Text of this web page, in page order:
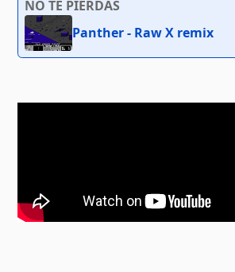
NO TE PIERDAS
Panther - Raw X remix